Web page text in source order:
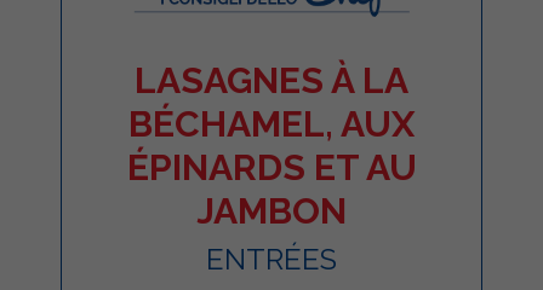
LASAGNES À LA
BÉCHAMEL, AUX
ÉPINARDS ET AU
JAMBON
ENTRÉES